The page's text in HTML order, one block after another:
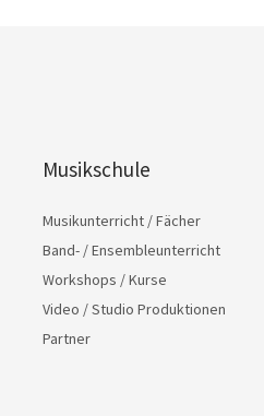
Musikschule
Musikunterricht / Fächer
Band- / Ensembleunterricht
Workshops / Kurse
Video / Studio Produktionen
Partner